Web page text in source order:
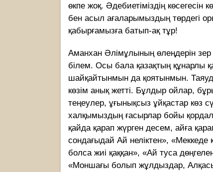
өкпе жоқ. Әдебиетіміздің көсегесін
бен асыл ағаларымыздың төрдегі
қабырғамызға батып-ақ тұр!
Аманхан Әлімұлының өлеңдерін
білем. Осы бала қазақтың құнарлы
шайқайтынмын да қоятынмын. Таяуда
көзім анық жетті. Бұлдыр ойлар,
теңеулер, ұғынықсыз ұйқастар көз
халқымыздың ғасырлар бойы
қайда қарап жүрген десем, айға
сондағыдай Ай неліктен»,
болса жиі қаққан», «Ай туса
«Моншағы болып жұлдыздар,